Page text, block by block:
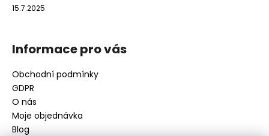
15.7.2025
Informace pro vás
Obchodní podmínky
GDPR
O nás
Moje objednávka
Blog